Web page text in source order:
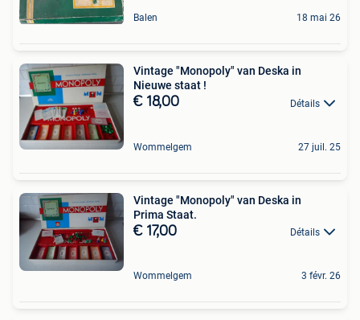
Balen 18 mai 26
Vintage "Monopoly" van Deska in
Nieuwe staat !
€ 18,00 Détails
Wommelgem 27 juil. 25
Vintage "Monopoly" van Deska in
Prima Staat.
€ 17,00 Détails
Wommelgem 3 févr. 26